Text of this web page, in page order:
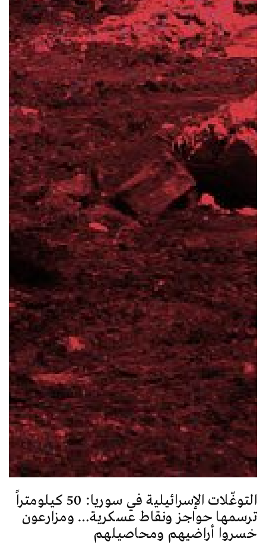
التوغّلات الإسرائيلية في سوريا: 50 كيلومتراً
ترسمها حواجز ونقاط عسكرية… ومزارعون
خسروا أراضيهم ومحاصيلهم